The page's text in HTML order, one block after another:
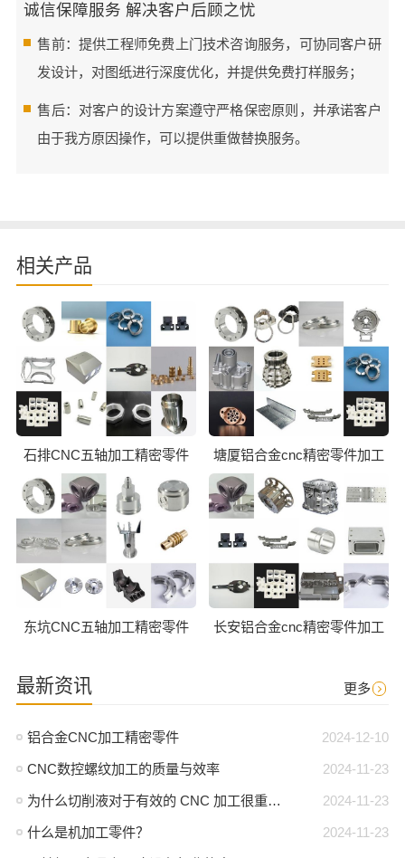
诚信保障服务 解决客户后顾之忧
售前：提供工程师免费上门技术咨询服务，可协同客户研
发设计，对图纸进行深度优化，并提供免费打样服务；
售后：对客户的设计方案遵守严格保密原则，并承诺客户
由于我方原因操作，可以提供重做替换服务。
相关产品
石排CNC五轴加工精密零件 塘厦铝合金cnc精密零件加工
东坑CNC五轴加工精密零件 长安铝合金cnc精密零件加工
最新资讯 更多
2024-12-10
铝合金CNC加工精密零件
2024-11-23
CNC数控螺纹加工的质量与效率
2024-11-23
为什么切削液对于有效的 CNC 加工很重要？
2024-11-23
什么是机加工零件？